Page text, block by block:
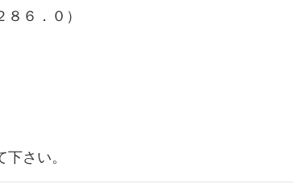
６．０）
さい。